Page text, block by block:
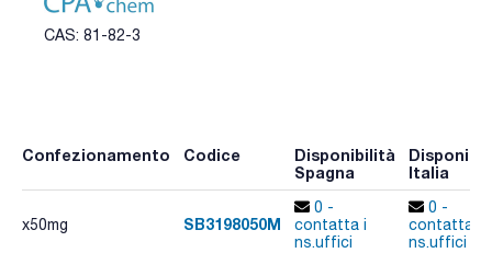
CAS: 81-82-3
Confezionamento Codice
Disponibilità
Spagna
Italia
x50mg SB3198050M
0 -
contatta i
ns.uffici
0 -
contatta i
ns.uffici